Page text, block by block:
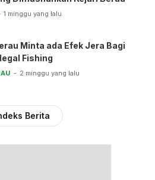
1 minggu yang lalu
Minta ada Efek Jera Bagi
Fishing
2 minggu yang lalu
Berita